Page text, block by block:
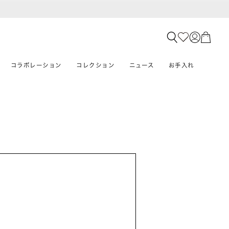
コラボレーション コレクション ニュース お手入れ